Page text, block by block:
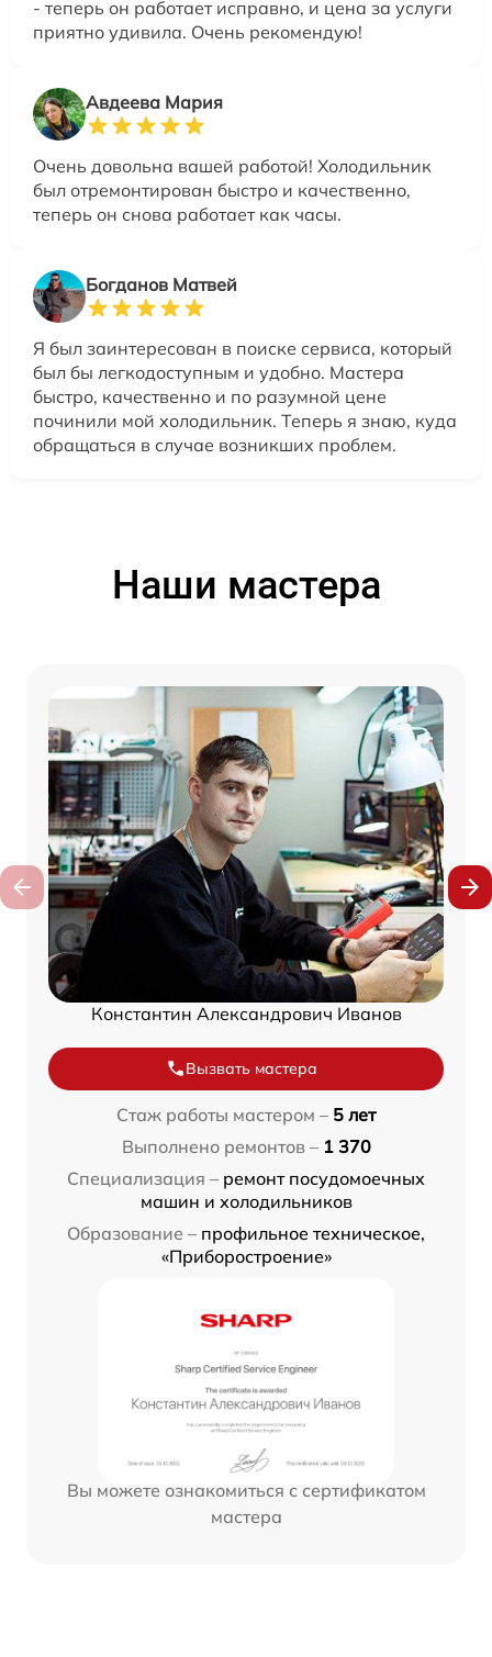
- теперь он работает исправно, и цена за услуги
приятно удивила. Очень рекомендую!
Авдеева Мария
Очень довольна вашей работой! Холодильник
был отремонтирован быстро и качественно,
теперь он снова работает как часы.
Богданов Матвей
Я был заинтересован в поиске сервиса, который
был бы легкодоступным и удобно. Мастера
быстро, качественно и по разумной цене
починили мой холодильник. Теперь я знаю, куда
обращаться в случае возникших проблем.
Наши мастера
Константин Александрович Иванов
Вызвать мастера
Стаж работы мастером – 5 лет
Выполнено ремонтов – 1 370
Специализация – ремонт посудомоечных
машин и холодильников
Образование – профильное техническое,
«Приборостроение»
Вы можете ознакомиться с сертификатом
мастера